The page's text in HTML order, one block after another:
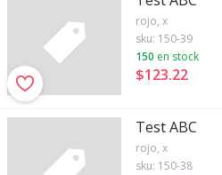
rojo, x
sku: 150-39
150 en stock
$123.22
Test ABC
rojo, x
sku: 150-38